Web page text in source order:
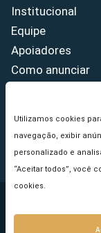
Utilizamos cookies
navegação, exibir
personalizado e
“Aceitar todos”, você
cookies.
Institucional
Equipe
Apoiadores
Como anunciar
Princípios
Copyright